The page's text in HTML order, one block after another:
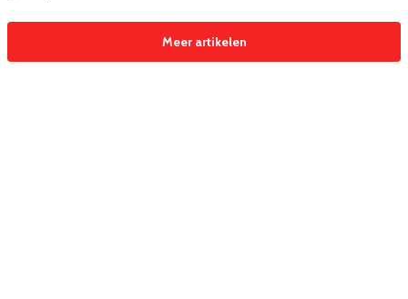
Meer artikelen